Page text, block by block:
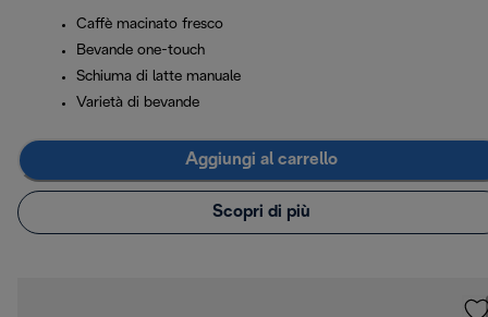
Caffè macinato fresco
Bevande one-touch
Schiuma di latte manuale
Varietà di bevande
Aggiungi al carrello
Scopri di più